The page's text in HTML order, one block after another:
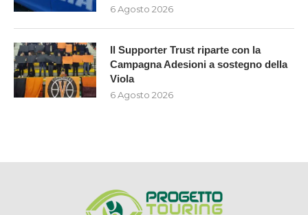
6 Agosto 2026
Il Supporter Trust riparte con la
Campagna Adesioni a sostegno della
Viola
6 Agosto 2026